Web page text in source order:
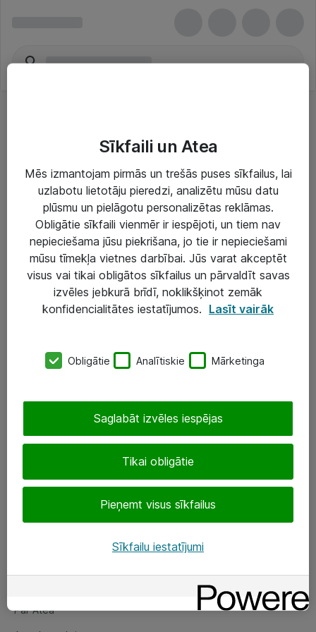
Risinājumi & Pakalpojumi
IT serviss un atbalsts
IT infrastruktūra
Darba vietu IT risinājumi
Serveri un datu centri
SIA „ATEA”
eShop@atea.lv
Sekojiet mums
Par Atea
Par Atea
Sīkfaili un Atea
Mēs izmantojam pirmās un trešās puses sīkfailus, lai
uzlabotu lietotāju pieredzi, analizētu mūsu datu
plūsmu un pielāgotu personalizētas reklāmas.
Obligātie sīkfaili vienmēr ir iespējoti, un tiem nav
nepieciešama jūsu piekrišana, jo tie ir nepieciešami
mūsu tīmekļa vietnes darbībai. Jūs varat akceptēt
visus vai tikai obligātos sīkfailus un pārvaldīt savas
izvēles jebkurā brīdī, noklikšķinot zemāk
konfidencialitātes iestatījumos. Lasīt vairāk
Obligātie Analītiskie Mārketinga
Tikai obligātie
Pieņemt visus sīkfailus
Saglabāt izvēles iespējas
Sīkfailu iestatījumi